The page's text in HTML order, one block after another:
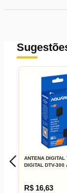
ANTENA DIGITAL
DIGITAL DTV-300
R$ 16,63